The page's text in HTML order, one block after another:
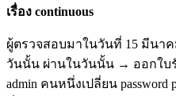
เรื่อง continuous
ผู้ตรวจสอบมาในวันที่ 15 มีนา
วันนั้น ผ่านในวันนั้น → ออกใบ
admin คนหนึ่งเปลี่ยน